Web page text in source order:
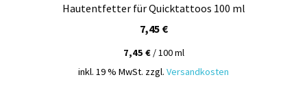
Hautentfetter für Quicktattoos 100 ml
7,45 €
7,45 €/100ml
inkl. 19 % MwSt. zzgl. Versandkosten